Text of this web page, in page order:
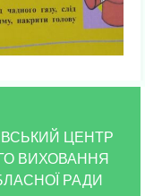
ЦЕНТР
ВИХОВАННЯ
РАДИ